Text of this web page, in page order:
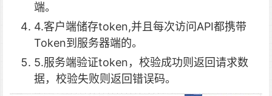
端。
4.客户端储存token,并且每次访问API都携带
Token到服务器端的。
5.服务端验证token，校验成功则返回请求数
据，校验失败则返回错误码。